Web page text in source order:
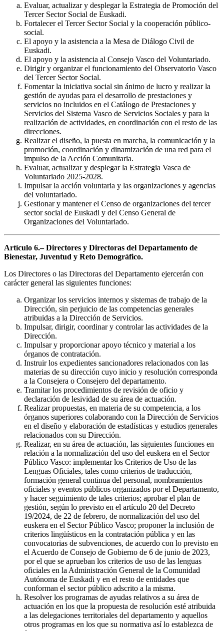
Evaluar, actualizar y desplegar la Estrategia de Promoción del
Tercer Sector Social de Euskadi.
Fortalecer el Tercer Sector Social y la cooperación público-
social.
El apoyo y la asistencia a la Mesa de Diálogo Civil de
Euskadi.
El apoyo y la asistencia al Consejo Vasco del Voluntariado.
Dirigir y organizar el funcionamiento del Observatorio Vasco
del Tercer Sector Social.
Fomentar la iniciativa social sin ánimo de lucro y realizar la
gestión de ayudas para el desarrollo de prestaciones y
servicios no incluidos en el Catálogo de Prestaciones y
Servicios del Sistema Vasco de Servicios Sociales y para la
realización de actividades, en coordinación con el resto de las
direcciones.
Realizar el diseño, la puesta en marcha, la comunicación y la
promoción, coordinación y dinamización de una red para el
impulso de la Acción Comunitaria.
Evaluar, actualizar y desplegar la Estrategia Vasca de
Voluntariado 2025-2028.
Impulsar la acción voluntaria y las organizaciones y agencias
del voluntariado.
Gestionar y mantener el Censo de organizaciones del tercer
sector social de Euskadi y del Censo General de
Organizaciones del Voluntariado.
Artículo 6.– Directores y Directoras del Departamento de
Bienestar, Juventud y Reto Demográfico.
Los Directores o las Directoras del Departamento ejercerán con
carácter general las siguientes funciones:
Organizar los servicios internos y sistemas de trabajo de la
Dirección, sin perjuicio de las competencias generales
atribuidas a la Dirección de Servicios.
Impulsar, dirigir, coordinar y controlar las actividades de la
Dirección.
Impulsar y proporcionar apoyo técnico y material a los
órganos de contratación.
Instruir los expedientes sancionadores relacionados con las
materias de su dirección cuyo inicio y resolución corresponda
a la Consejera o Consejero del departamento.
Tramitar los procedimientos de revisión de oficio y
declaración de lesividad de su área de actuación.
Realizar propuestas, en materia de su competencia, a los
órganos superiores colaborando con la Dirección de Servicios
en el diseño y elaboración de estadísticas y estudios generales
relacionados con su Dirección.
Realizar, en su área de actuación, las siguientes funciones en
relación a la normalización del uso del euskera en el Sector
Público Vasco: implementar los Criterios de Uso de las
Lenguas Oficiales, tales como criterios de traducción,
formación general continua del personal, nombramientos
oficiales y eventos públicos organizados por el Departamento,
y hacer seguimiento de tales criterios; aprobar el plan de
gestión, según lo previsto en el artículo 20 del Decreto
19/2024, de 22 de febrero, de normalización del uso del
euskera en el Sector Público Vasco; proponer la inclusión de
criterios lingüísticos en la contratación pública y en las
convocatorias de subvenciones, de acuerdo con lo previsto en
el Acuerdo de Consejo de Gobierno de 6 de junio de 2023,
por el que se aprueban los criterios de uso de las lenguas
oficiales en la Administración General de la Comunidad
Autónoma de Euskadi y en el resto de entidades que
conforman el sector público adscrito a la misma.
Resolver los programas de ayudas relativos a su área de
actuación en los que la propuesta de resolución esté atribuida
a las delegaciones territoriales del departamento y aquellos
otros programas en los que su normativa así lo establezca de